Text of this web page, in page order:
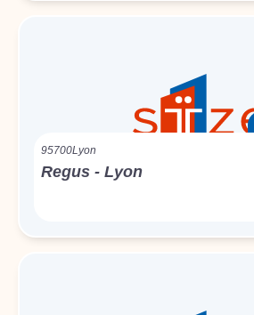
95700Lyon
Regus - Lyon